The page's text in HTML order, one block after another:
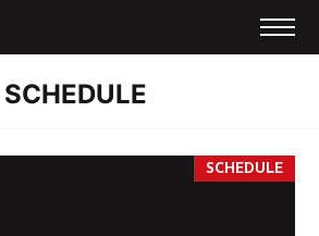
SCHEDULE